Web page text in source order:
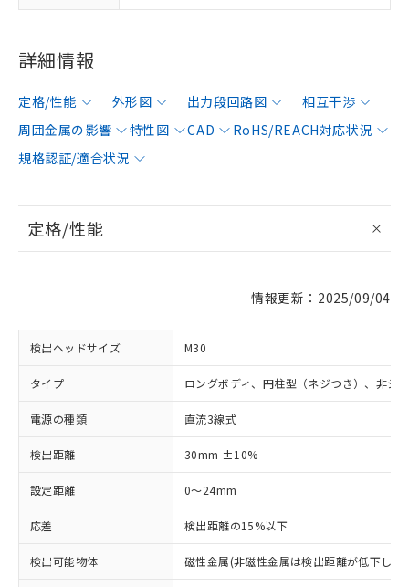
詳細情報
定格/性能 外形図 出力段回路図
相互干渉
周囲金属の影響
特性図 CAD
RoHS/REACH対応状況
規格認証/適合状況
定格/性能
情報更新：2025/09/04
検出ヘッドサイズ M30
タイプ ロングボディ、円柱型（ネジつき）、非シ
電源の種類 直流3線式
検出距離 30mm ±10%
設定距離 0～24mm
応差 検出距離の15%以下
検出可能物体 磁性金属(非磁性金属は検出距離が低下しま